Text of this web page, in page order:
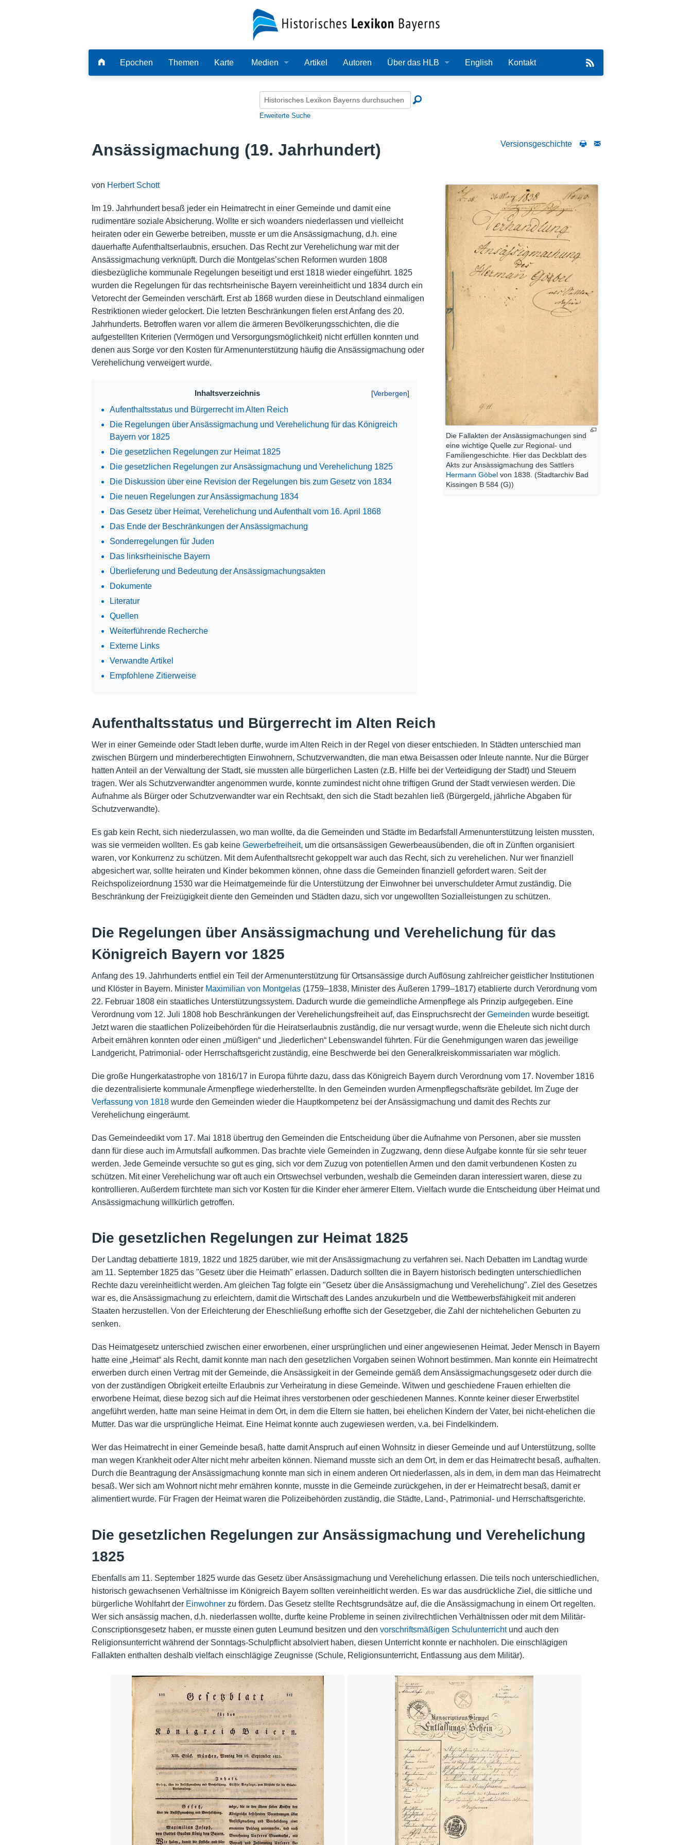
Epochen Themen Karte Medien
Audio
PDF
Artikel Autoren Über das HLB
Redaktion
Häufige Fragen
Nutzungshinweise
English Kontakt
Erweiterte Suche
Versionsgeschichte
Ansässigmachung (19. Jahrhundert)
Die Fallakten der Ansässigmachungen sind
eine wichtige Quelle zur Regional- und
Familiengeschichte. Hier das Deckblatt des
Akts zur Ansässigmachung des Sattlers
Hermann Göbel von 1838. (Stadtarchiv Bad
Kissingen B 584 (G))
von Herbert Schott
Im 19. Jahrhundert besaß jeder ein Heimatrecht in einer Gemeinde und damit eine
rudimentäre soziale Absicherung. Wollte er sich woanders niederlassen und vielleicht
heiraten oder ein Gewerbe betreiben, musste er um die Ansässigmachung, d.h. eine
dauerhafte Aufenthaltserlaubnis, ersuchen. Das Recht zur Verehelichung war mit der
Ansässigmachung verknüpft. Durch die Montgelas’schen Reformen wurden 1808
diesbezügliche kommunale Regelungen beseitigt und erst 1818 wieder eingeführt. 1825
wurden die Regelungen für das rechtsrheinische Bayern vereinheitlicht und 1834 durch ein
Vetorecht der Gemeinden verschärft. Erst ab 1868 wurden diese in Deutschland einmaligen
Restriktionen wieder gelockert. Die letzten Beschränkungen fielen erst Anfang des 20.
Jahrhunderts. Betroffen waren vor allem die ärmeren Bevölkerungsschichten, die die
aufgestellten Kriterien (Vermögen und Versorgungsmöglichkeit) nicht erfüllen konnten und
denen aus Sorge vor den Kosten für Armenunterstützung häufig die Ansässigmachung oder
Verehelichung verweigert wurde.
Inhaltsverzeichnis
Aufenthaltsstatus und Bürgerrecht im Alten Reich
Die Regelungen über Ansässigmachung und Verehelichung für das Königreich
Bayern vor 1825
Die gesetzlichen Regelungen zur Heimat 1825
Die gesetzlichen Regelungen zur Ansässigmachung und Verehelichung 1825
Die Diskussion über eine Revision der Regelungen bis zum Gesetz von 1834
Die neuen Regelungen zur Ansässigmachung 1834
Das Gesetz über Heimat, Verehelichung und Aufenthalt vom 16. April 1868
Das Ende der Beschränkungen der Ansässigmachung
Sonderregelungen für Juden
Das linksrheinische Bayern
Überlieferung und Bedeutung der Ansässigmachungsakten
Dokumente
Literatur
Quellen
Weiterführende Recherche
Externe Links
Verwandte Artikel
Empfohlene Zitierweise
Aufenthaltsstatus und Bürgerrecht im Alten Reich
Wer in einer Gemeinde oder Stadt leben durfte, wurde im Alten Reich in der Regel von dieser entschieden. In Städten unterschied man
zwischen Bürgern und minderberechtigten Einwohnern, Schutzverwandten, die man etwa Beisassen oder Inleute nannte. Nur die Bürger
hatten Anteil an der Verwaltung der Stadt, sie mussten alle bürgerlichen Lasten (z.B. Hilfe bei der Verteidigung der Stadt) und Steuern
tragen. Wer als Schutzverwandter angenommen wurde, konnte zumindest nicht ohne triftigen Grund der Stadt verwiesen werden. Die
Aufnahme als Bürger oder Schutzverwandter war ein Rechtsakt, den sich die Stadt bezahlen ließ (Bürgergeld, jährliche Abgaben für
Schutzverwandte).
Es gab kein Recht, sich niederzulassen, wo man wollte, da die Gemeinden und Städte im Bedarfsfall Armenunterstützung leisten mussten,
was sie vermeiden wollten. Es gab keine Gewerbefreiheit, um die ortsansässigen Gewerbeausübenden, die oft in Zünften organisiert
waren, vor Konkurrenz zu schützen. Mit dem Aufenthaltsrecht gekoppelt war auch das Recht, sich zu verehelichen. Nur wer finanziell
abgesichert war, sollte heiraten und Kinder bekommen können, ohne dass die Gemeinden finanziell gefordert waren. Seit der
Reichspolizeiordnung 1530 war die Heimatgemeinde für die Unterstützung der Einwohner bei unverschuldeter Armut zuständig. Die
Beschränkung der Freizügigkeit diente den Gemeinden und Städten dazu, sich vor ungewollten Sozialleistungen zu schützen.
Die Regelungen über Ansässigmachung und Verehelichung für das
Königreich Bayern vor 1825
Anfang des 19. Jahrhunderts entfiel ein Teil der Armenunterstützung für Ortsansässige durch Auflösung zahlreicher geistlicher Institutionen
und Klöster in Bayern. Minister Maximilian von Montgelas(1759–1838, Minister des Äußeren 1799–1817) etablierte durch Verordnung vom
22. Februar 1808 ein staatliches Unterstützungssystem. Dadurch wurde die gemeindliche Armenpflege als Prinzip aufgegeben. Eine
Verordnung vom 12. Juli 1808 hob Beschränkungen der Verehelichungsfreiheit auf, das Einspruchsrecht der Gemeinden wurde beseitigt.
Jetzt waren die staatlichen Polizeibehörden für die Heiratserlaubnis zuständig, die nur versagt wurde, wenn die Eheleute sich nicht durch
Arbeit ernähren konnten oder einen „müßigen“ und „liederlichen“ Lebenswandel führten. Für die Genehmigungen waren das jeweilige
Landgericht, Patrimonial- oder Herrschaftsgericht zuständig, eine Beschwerde bei den Generalkreiskommissariaten war möglich.
Die große Hungerkatastrophe von 1816/17 in Europa führte dazu, dass das Königreich Bayern durch Verordnung vom 17. November 1816
die dezentralisierte kommunale Armenpflege wiederherstellte. In den Gemeinden wurden Armenpflegschaftsräte gebildet. Im Zuge der
Verfassung von 1818wurde den Gemeinden wieder die Hauptkompetenz bei der Ansässigmachung und damit des Rechts zur
Verehelichung eingeräumt.
Das Gemeindeedikt vom 17. Mai 1818 übertrug den Gemeinden die Entscheidung über die Aufnahme von Personen, aber sie mussten
dann für diese auch im Armutsfall aufkommen. Das brachte viele Gemeinden in Zugzwang, denn diese Aufgabe konnte für sie sehr teuer
werden. Jede Gemeinde versuchte so gut es ging, sich vor dem Zuzug von potentiellen Armen und den damit verbundenen Kosten zu
schützen. Mit einer Verehelichung war oft auch ein Ortswechsel verbunden, weshalb die Gemeinden daran interessiert waren, diese zu
kontrollieren. Außerdem fürchtete man sich vor Kosten für die Kinder eher ärmerer Eltern. Vielfach wurde die Entscheidung über Heimat und
Ansässigmachung willkürlich getroffen.
Die gesetzlichen Regelungen zur Heimat 1825
Der Landtag debattierte 1819, 1822 und 1825 darüber, wie mit der Ansässigmachung zu verfahren sei. Nach Debatten im Landtag wurde
am 11. September 1825 das "Gesetz über die Heimath" erlassen. Dadurch sollten die in Bayern historisch bedingten unterschiedlichen
Rechte dazu vereinheitlicht werden. Am gleichen Tag folgte ein "Gesetz über die Ansässigmachung und Verehelichung". Ziel des Gesetzes
war es, die Ansässigmachung zu erleichtern, damit die Wirtschaft des Landes anzukurbeln und die Wettbewerbsfähigkeit mit anderen
Staaten herzustellen. Von der Erleichterung der Eheschließung erhoffte sich der Gesetzgeber, die Zahl der nichtehelichen Geburten zu
senken.
Das Heimatgesetz unterschied zwischen einer erworbenen, einer ursprünglichen und einer angewiesenen Heimat. Jeder Mensch in Bayern
hatte eine „Heimat“ als Recht, damit konnte man nach den gesetzlichen Vorgaben seinen Wohnort bestimmen. Man konnte ein Heimatrecht
erwerben durch einen Vertrag mit der Gemeinde, die Ansässigkeit in der Gemeinde gemäß dem Ansässigmachungsgesetz oder durch die
von der zuständigen Obrigkeit erteilte Erlaubnis zur Verheiratung in diese Gemeinde. Witwen und geschiedene Frauen erhielten die
erworbene Heimat, diese bezog sich auf die Heimat ihres verstorbenen oder geschiedenen Mannes. Konnte keiner dieser Erwerbstitel
angeführt werden, hatte man seine Heimat in dem Ort, in dem die Eltern sie hatten, bei ehelichen Kindern der Vater, bei nicht-ehelichen die
Mutter. Das war die ursprüngliche Heimat. Eine Heimat konnte auch zugewiesen werden, v.a. bei Findelkindern.
Wer das Heimatrecht in einer Gemeinde besaß, hatte damit Anspruch auf einen Wohnsitz in dieser Gemeinde und auf Unterstützung, sollte
man wegen Krankheitoder Alter nicht mehr arbeiten können. Niemand musste sich an dem Ort, in dem er das Heimatrecht besaß, aufhalten.
Durch die Beantragung der Ansässigmachung konnte man sich in einem anderen Ort niederlassen, als in dem, in dem man das Heimatrecht
besaß. Wer sich am Wohnort nicht mehr ernähren konnte, musste in die Gemeinde zurückgehen, in der er Heimatrecht besaß, damit er
alimentiert wurde. Für Fragen der Heimat waren die Polizeibehörden zuständig, die Städte, Land-, Patrimonial-und Herrschaftsgerichte.
Die gesetzlichen Regelungen zur Ansässigmachung und Verehelichung
1825
Ebenfalls am 11. September 1825 wurde das Gesetz über Ansässigmachung und Verehelichung erlassen. Die teils noch unterschiedlichen,
historisch gewachsenen Verhältnisse im Königreich Bayern sollten vereinheitlicht werden. Es war das ausdrückliche Ziel, die sittliche und
bürgerliche Wohlfahrt der Einwohnerzu fördern. Das Gesetz stellte Rechtsgrundsätze auf, die die Ansässigmachung in einem Ort regelten.
Wer sich ansässig machen, d.h. niederlassen wollte, durfte keine Probleme in seinen zivilrechtlichen Verhältnissen oder mit dem Militär-
Conscriptionsgesetz haben, er musste einen guten Leumund besitzen und den vorschriftsmäßigen Schulunterrichtund auch den
Religionsunterricht während der Sonntags-Schulpflicht absolviert haben, diesen Unterricht konnte er nachholen. Die einschlägigen
Fallakten enthalten deshalb vielfach einschlägige Zeugnisse (Schule, Religionsunterricht, Entlassung aus dem Militär).